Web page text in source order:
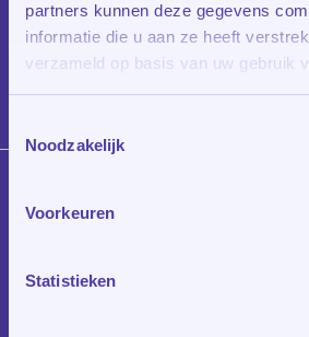
partners kunnen deze gegevens
informatie die u aan ze heeft
verzameld op basis van uw gebruik
Noodzakelijk
Voorkeuren
Statistieken
Read More